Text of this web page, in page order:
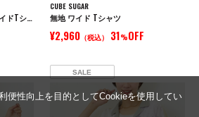
パウダー加工手書き風ロゴワイドTシャツ
CUBE SUGAR
無地 ワイド Tシャツ
¥2,960（税込） 31%OFF
SALE
便性向上を目的としてCookieを使用してい